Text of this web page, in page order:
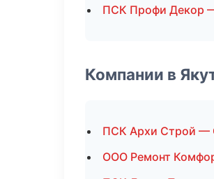
ПСК Профи Декор
Компании в
ПСК Архи Строй —
ООО Ремонт